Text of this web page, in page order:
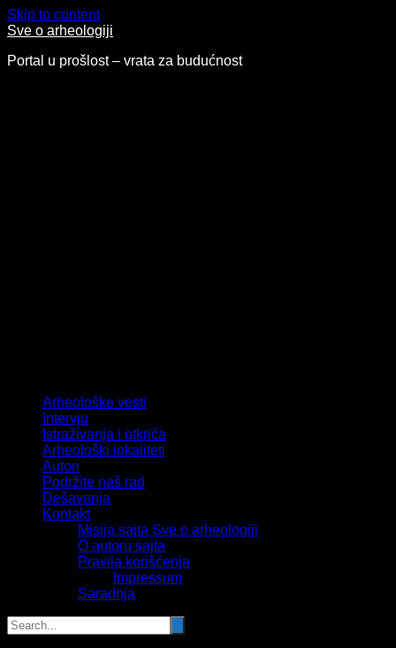
Skip to content
Sve o arheologiji
Portal u prošlost – vrata za budućnost
Arheološke vesti
Intervju
Istraživanja i otkrića
Arheološki lokaliteti
Autori
Podržite naš rad
Dešavanja
Kontakt
Misija sajta Sve o arheologiji
O autoru sajta
Pravila korišćenja
Impressum
Saradnja